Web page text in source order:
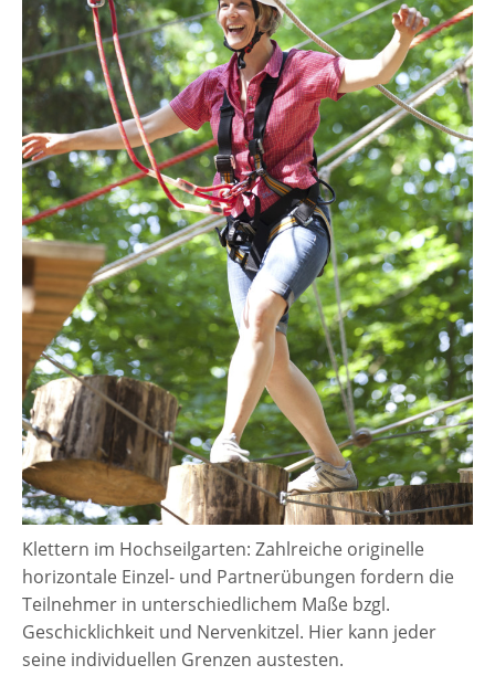
Klettern im Hochseilgarten: Zahlreiche originelle
horizontale Einzel- und Partnerübungen fordern die
Teilnehmer in unterschiedlichem Maße bzgl.
Geschicklichkeit und Nervenkitzel. Hier kann jeder
seine individuellen Grenzen austesten.